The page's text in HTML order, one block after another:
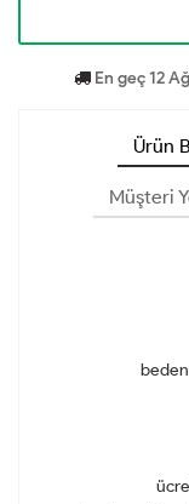
En geç 12
Ürün
Müşteri